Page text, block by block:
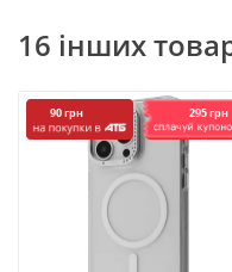
16 інших
90 грн 295 грн